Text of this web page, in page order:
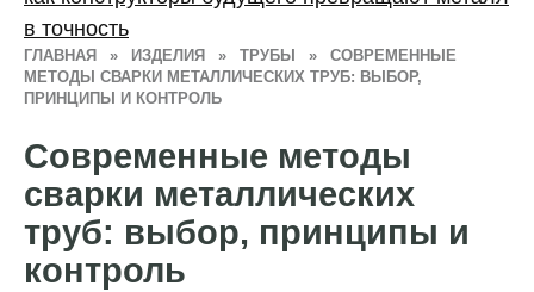
ГЛАВНАЯ » ИЗДЕЛИЯ » ТРУБЫ »
СОВРЕМЕННЫЕ
МЕТОДЫ СВАРКИ МЕТАЛЛИЧЕСКИХ ТРУБ: ВЫБОР,
ПРИНЦИПЫ И КОНТРОЛЬ
Современные методы
сварки металлических
труб: выбор, принципы и
контроль
в точность